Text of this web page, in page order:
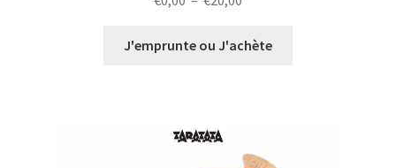
prix :
J'emprunte ou J'achète